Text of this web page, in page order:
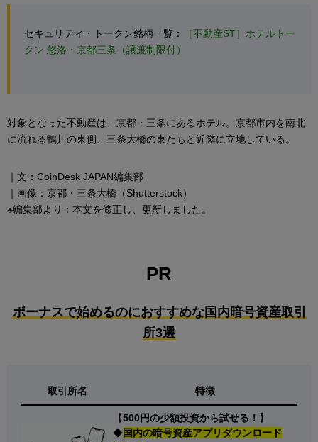
セキュリティ・トークン銘柄一覧：
［不動産ST］ホテルトー
クン 悠洛・京都三条（譲渡制限付）
対象となった不動産は、京都・三条にあるホテル。京都市内を南北
に流れる鴨川の東側、三条大橋の東たもと近隣に立地している。
｜文：CoinDesk JAPAN編集部
｜画像：京都・三条大橋（Shutterstock）
※編集部より：本文を修正し、更新しました。
PR
ボーナスで始めるのにおすすめな国内暗号資産取引
所3選
取引所名 特徴
【500円の少額投資から試せる！】
◆国内の暗号資産アプリダウンロード